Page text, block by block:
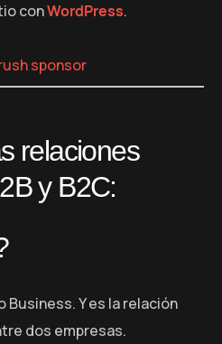
conWordPress.
relaciones
y B2C:
Business. Y es la relación
dos empresas.